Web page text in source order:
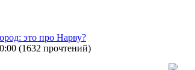
это про Нарву?
(1632 прочтений)